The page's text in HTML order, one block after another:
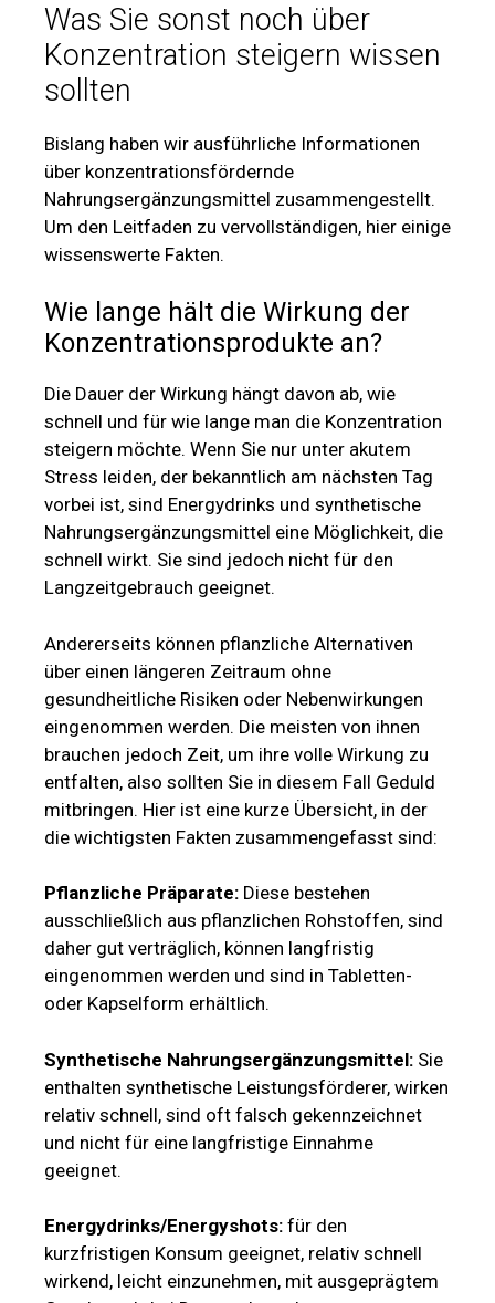
Was Sie sonst noch über
Konzentration steigern wissen
sollten
Bislang haben wir ausführliche Informationen
über konzentrationsfördernde
Nahrungsergänzungsmittel zusammengestellt.
Um den Leitfaden zu vervollständigen, hier einige
wissenswerte Fakten.
Wie lange hält die Wirkung der
Konzentrationsprodukte an?
Die Dauer der Wirkung hängt davon ab, wie
schnell und für wie lange man die Konzentration
steigern möchte. Wenn Sie nur unter akutem
Stress leiden, der bekanntlich am nächsten Tag
vorbei ist, sind Energydrinks und synthetische
Nahrungsergänzungsmittel eine Möglichkeit, die
schnell wirkt. Sie sind jedoch nicht für den
Langzeitgebrauch geeignet.
Andererseits können pflanzliche Alternativen
über einen längeren Zeitraum ohne
gesundheitliche Risiken oder Nebenwirkungen
eingenommen werden. Die meisten von ihnen
brauchen jedoch Zeit, um ihre volle Wirkung zu
entfalten, also sollten Sie in diesem Fall Geduld
mitbringen. Hier ist eine kurze Übersicht, in der
die wichtigsten Fakten zusammengefasst sind:
Pflanzliche Präparate: Diese bestehen
ausschließlich aus pflanzlichen Rohstoffen, sind
daher gut verträglich, können langfristig
eingenommen werden und sind in Tabletten-
oder Kapselform erhältlich.
Synthetische Nahrungsergänzungsmittel: Sie
enthalten synthetische Leistungsförderer, wirken
relativ schnell, sind oft falsch gekennzeichnet
und nicht für eine langfristige Einnahme
geeignet.
Energydrinks/Energyshots: für den
kurzfristigen Konsum geeignet, relativ schnell
wirkend, leicht einzunehmen, mit ausgeprägtem